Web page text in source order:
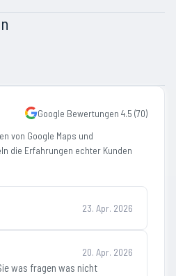
Google Bewertungen 4.5 (70)
von Google Maps und
die Erfahrungen echter Kunden
23. Apr. 2026
20. Apr. 2026
was fragen was nicht